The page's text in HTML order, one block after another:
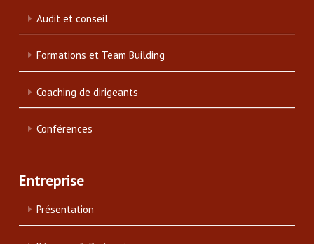
Audit et conseil
Formations et Team Building
Coaching de dirigeants
Conférences
Entreprise
Présentation